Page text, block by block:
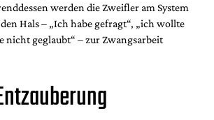
werden die Zweifler am System
Hals – „Ich habe gefragt“, „ich wollte
nicht geglaubt“ – zur Zwangsarbeit